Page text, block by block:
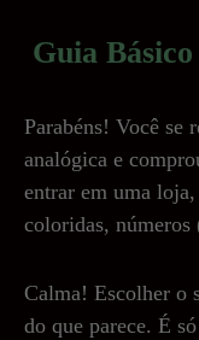
Guia
Parabéns! Você se
analógica e
entrar em uma
coloridas, números
Calma! Escolher o
do que parece. É